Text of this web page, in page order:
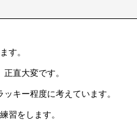
す。
直大変です。
キー程度に考えています。
習をします。